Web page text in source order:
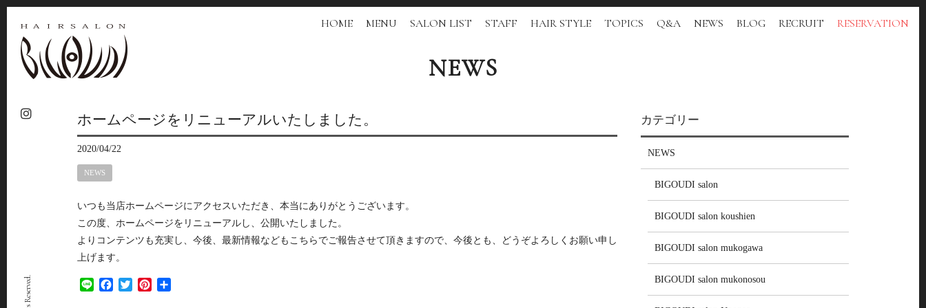
HOME MENU SALON LIST STAFF HAIR STYLE TOPICS Q&A NEWS BLOG RECRUIT RESERVATION
NEWS
ホームページをリニューアルいたしました。
2020/04/22
NEWS
いつも当店ホームページにアクセスいただき、本当にありがとうございます。
この度、ホームページをリニューアルし、公開いたしました。
よりコンテンツも充実し、今後、最新情報などもこちらでご報告させて頂きますので、今後とも、どうぞよろしくお願い申し
上げます。
Line FacebookTwitterPinterest
カテゴリー
NEWS
BIGOUDI salon
BIGOUDI salon koushien
BIGOUDI salon mukogawa
BIGOUDI salon mukonosou